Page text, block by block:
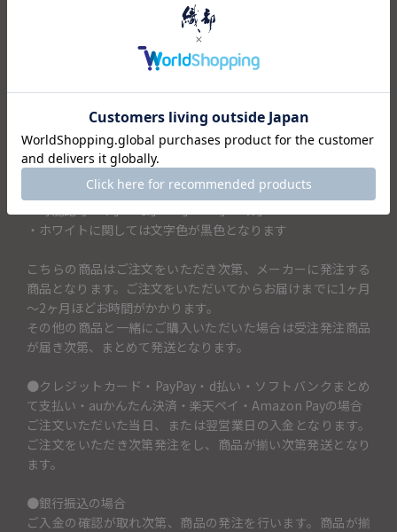
土鍋の蓋に記載するお名前を「土鍋に入れるお名前（13文字
まで）」の項目に入力してください。土鍋に記載できるお名
前は13文字までです。
（例）SATOFAMIRYと記載したい場合→土鍋に入れるお名前
（13文字まで）の項目には「SATOFAMIRY」と記入。
・アルファベット大文字のみ
・可能記号「♥」「＆」「+」「×」「★」
・ホワイトに関しては文字色が黒色となります
こちらの商品はご注文をいただき次第、メーカーに発注する
商品となります。ご注文をいただいてからお届けまでに1ヶ月
～2ヶ月ほどお時間がかかります。
その他の商品と一緒にご購入いただいた場合は受注発注商品
が届き次第、まとめて発送となります。
●クレジットカード・PayPay・d払い・ソフトバンクまとめ
て支払い・auかんたん決済・楽天ペイ・Amazon Payの場合
ご注文いただいた当日、または翌営業日の入金となります。
ご注文をいただき次第発注をし、商品が揃い次第発送となり
ます。
●銀行振込の場合
ご入金の確認が取れ次第、商品の発注を行います。商品が揃